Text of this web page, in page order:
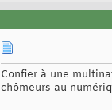
Confier à une
chômeurs au